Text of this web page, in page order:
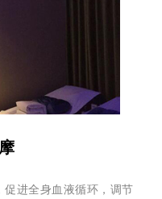
进全身血液循环，调节